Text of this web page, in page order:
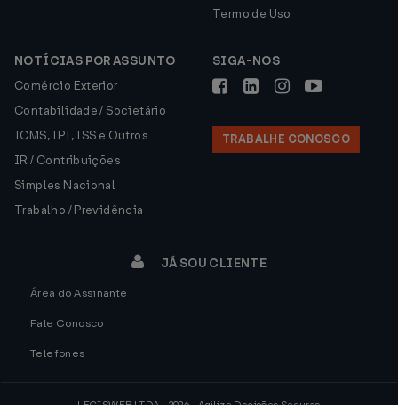
Termo de Uso
NOTÍCIAS POR ASSUNTO
Comércio Exterior
Contabilidade / Societário
ICMS, IPI, ISS e Outros
IR / Contribuições
Simples Nacional
Trabalho / Previdência
SIGA-NOS
TRABALHE CONOSCO
JÁ SOU CLIENTE
Área do Assinante
Fale Conosco
Telefones